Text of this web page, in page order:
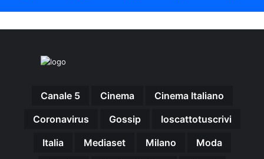
Canale 5 Cinema
Cinema Italiano
Coronavirus
Gossip
Ioscattotuscrivi
Italia
Mediaset Milano
Moda